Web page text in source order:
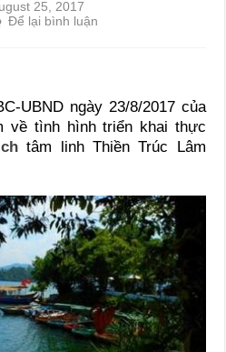
25, 2017
Để lại bình luận
UBND ngày 23/8/2017 của
về tình hình triển khai thực
tâm linh Thiền Trúc Lâm